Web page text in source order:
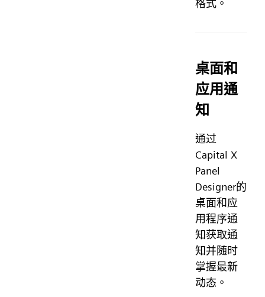
格式。
桌面和
应用通
知
通过
Capital X
Panel
Designer的
桌面和应
用程序通
知获取通
知并随时
掌握最新
动态。